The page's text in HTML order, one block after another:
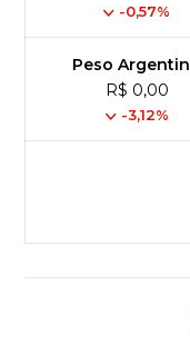
-0,57%
Peso
R$ 0,00
-3,12%